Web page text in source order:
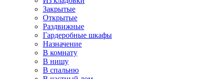
Закрытые
Открытые
Раздвижные
Гардеробные шкафы
Назначение
В комнату
В нишу
В спальню